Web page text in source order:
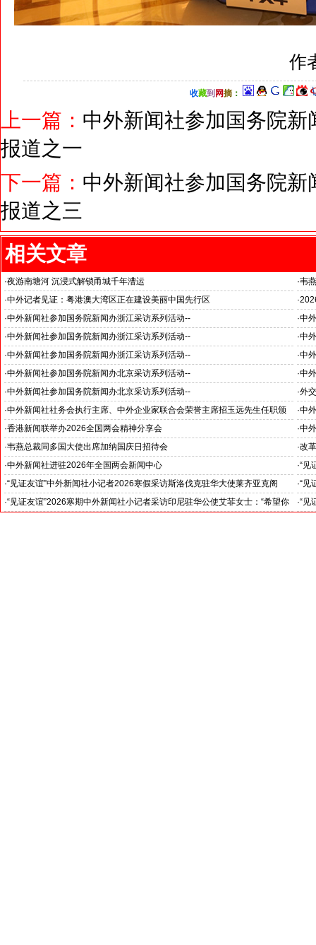
作
收藏到 网摘：
上一篇： 中外新闻社参加国务院
报道之一
下一篇： 中外新闻社参加国务院
报道之三
相关文章
·夜游南塘河 沉浸式解锁甬城千年漕运 ·韦
关注
·中外记者见证：粤港澳大湾区正在建设美丽中国先行区 ·
国
·中外新闻社参加国务院新闻办浙江采访系列活动--
杭州大学人工智能领域取得创造性成就
·中
·中外新闻社参加国务院新闻办浙江采访系列活动--
浙江省人民政府副省长何中伟等接受采访
·中
推
·中外新闻社参加国务院新闻办浙江采访系列活动--
《湘湖·雅韵》推动杭州文旅战略格局
·中
“科
·中外新闻社参加国务院新闻办北京采访系列活动--
见证科技创新和产业创新高质量发展
·中
小
·中外新闻社参加国务院新闻办北京采访系列活动--
北京人形机器人创新中心打造具有全球影响力的应用示范高地
·外
·中外新闻社社务会执行主席、中外企业家联合会荣誉主席招玉远先生任职颁
证仪式在香港举行
·中
·香港新闻联举办2026全国两会精神分享会 ·中
对
·韦燕总裁同多国大使出席加纳国庆日招待会 ·改
--中
·中外新闻社进驻2026年全国两会新闻中心 ·“见
斯
官)”
·“见证友谊”中外新闻社小记者2026寒假采访斯洛伐克驻华大使莱齐亚克阁
下：“希望斯中两国青少年成为推动中斯关系开启新篇章”
·“见
十
·“见证友谊”2026寒期中外新闻社小记者采访印尼驻华公使艾菲女士：“希望你
·“见